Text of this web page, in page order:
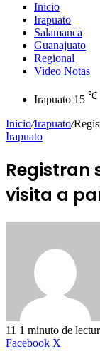
Inicio
Irapuato
Salamanca
Guanajuato
Regional
Video Notas
Irapuato 15 ℃
Inicio/Irapuato/
Irapuato
Registran
visita a
11 1 minuto de
Facebook X